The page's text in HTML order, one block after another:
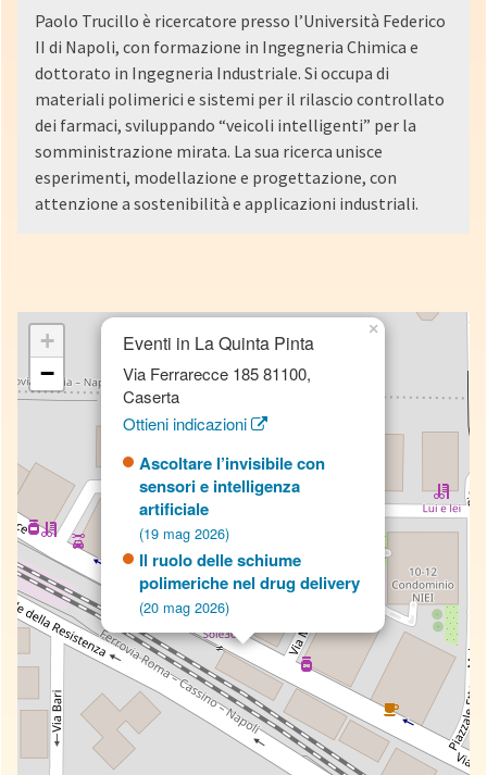
Paolo Trucillo è ricercatore presso l’Università Federico
II di Napoli, con formazione in Ingegneria Chimica e
dottorato in Ingegneria Industriale. Si occupa di
materiali polimerici e sistemi per il rilascio controllato
dei farmaci, sviluppando “veicoli intelligenti” per la
somministrazione mirata. La sua ricerca unisce
esperimenti, modellazione e progettazione, con
attenzione a sostenibilità e applicazioni industriali.
Eventi in La Quinta Pinta
Via Ferrarecce 185 81100,
Caserta
Ottieni indicazioni
Ascoltare l’invisibile con
sensori e intelligenza
artificiale
(19 mag 2026)
Il ruolo delle schiume
polimeriche nel drug delivery
(20 mag 2026)
×
+
−